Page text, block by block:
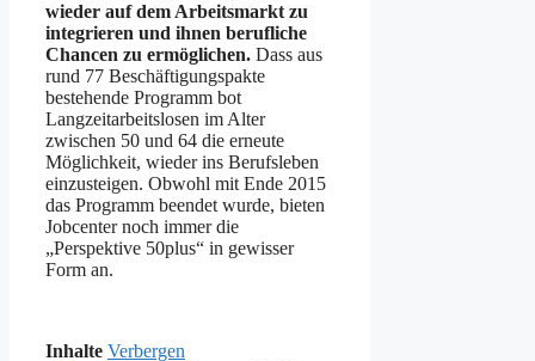
wieder auf dem Arbeitsmarkt zu
integrieren und ihnen berufliche
Chancen zu ermöglichen. Dass aus
rund 77 Beschäftigungspakte
bestehende Programm bot
Langzeitarbeitslosen im Alter
zwischen 50 und 64 die erneute
Möglichkeit, wieder ins Berufsleben
einzusteigen. Obwohl mit Ende 2015
das Programm beendet wurde, bieten
Jobcenter noch immer die
„Perspektive 50plus“ in gewisser
Form an.
Inhalte Verbergen